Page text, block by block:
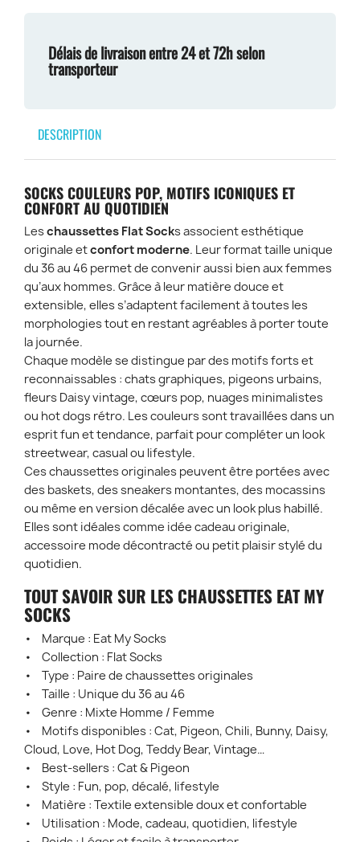
Délais de livraison entre 24 et 72h selon
transporteur
DESCRIPTION
SOCKS COULEURS POP, MOTIFS ICONIQUES ET
CONFORT AU QUOTIDIEN
Leschaussettes Flat Socks associent esthétique
originale etconfort moderne. Leur format taille unique
du 36 au 46 permet de convenir aussi bien aux femmes
qu’aux hommes. Grâce à leur matière douce et
extensible, elles s’adaptent facilement à toutes les
morphologies tout en restant agréables à porter toute
la journée.
Chaque modèle se distingue par des motifs forts et
reconnaissables : chats graphiques, pigeons urbains,
fleurs Daisy vintage, cœurs pop, nuages minimalistes
ou hot dogs rétro. Les couleurs sont travaillées dans un
esprit fun et tendance, parfait pour compléter un look
streetwear, casual ou lifestyle.
Ces chaussettes originales peuvent être portées avec
des baskets, des sneakers montantes, des mocassins
ou même en version décalée avec un look plus habillé.
Elles sont idéales comme idée cadeau originale,
accessoire mode décontracté ou petit plaisir stylé du
quotidien.
TOUT SAVOIR SUR LES CHAUSSETTES EAT MY
SOCKS
• Marque : Eat My Socks
• Collection : Flat Socks
• Type : Paire de chaussettes originales
• Taille : Unique du 36 au 46
• Genre : Mixte Homme / Femme
• Motifs disponibles : Cat, Pigeon, Chili, Bunny, Daisy,
Cloud, Love, Hot Dog, Teddy Bear, Vintage…
• Best-sellers : Cat & Pigeon
• Style : Fun, pop, décalé, lifestyle
• Matière : Textile extensible doux et confortable
• Utilisation : Mode, cadeau, quotidien, lifestyle